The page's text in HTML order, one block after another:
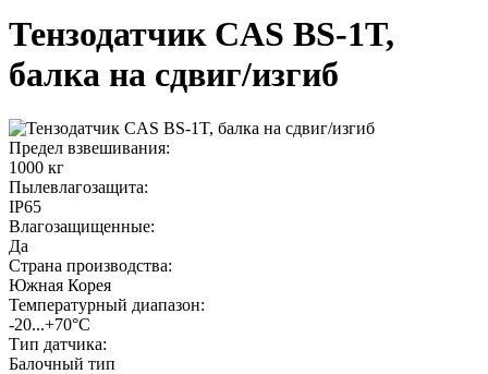
Тензодатчик CAS BS-1T,
балка на сдвиг/изгиб
Предел взвешивания:
1000 кг
Пылевлагозащита:
IP65
Влагозащищенные:
Да
Страна производства:
Южная Корея
Температурный диапазон:
-20...+70°C
Тип датчика:
Балочный тип